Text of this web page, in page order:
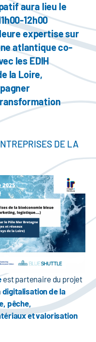
aura lieu le
12h00
expertise sur
atlantique co-
les EDIH
la Loire,
DE LA
est partenaire du projet
digitalisation de la
pêche,
et valorisation